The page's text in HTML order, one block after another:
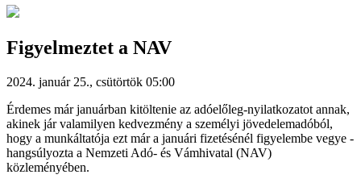
Figyelmeztet a NAV
2024. január 25., csütörtök 05:00
Érdemes már januárban kitöltenie az adóelőleg-nyilatkozatot annak,
akinek jár valamilyen kedvezmény a személyi jövedelemadóból,
hogy a munkáltatója ezt már a januári fizetésénél figyelembe vegye -
hangsúlyozta a Nemzeti Adó- és Vámhivatal (NAV)
közleményében.